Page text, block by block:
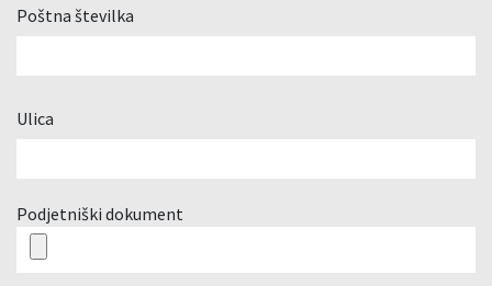
Poštna številka
Ulica
Podjetniški dokument